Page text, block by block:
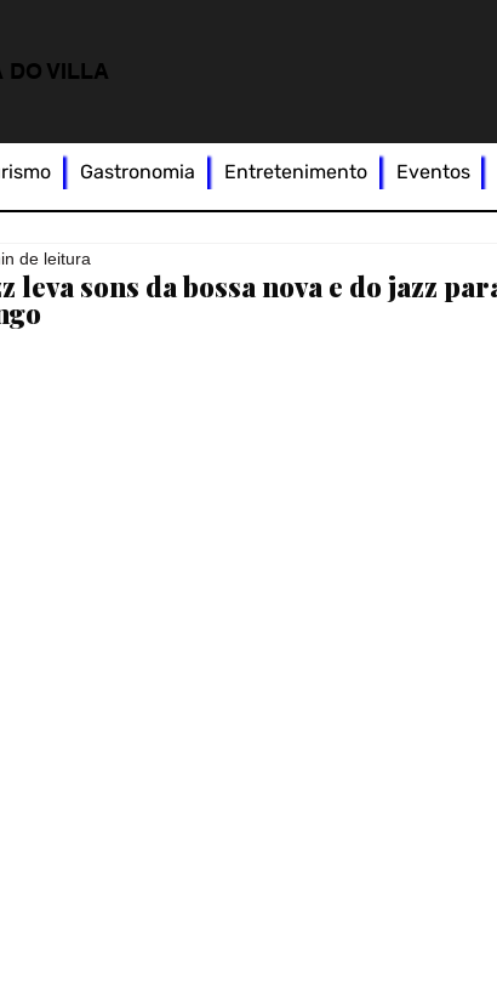
DO VILLA
leva sons da bossa nova e do jazz
de leitura
Gastronomia Entretenimento Eventos